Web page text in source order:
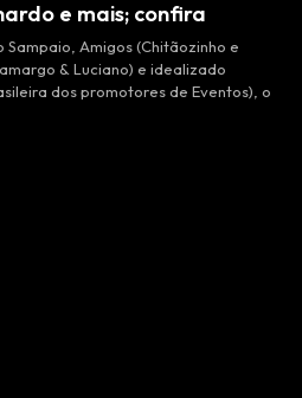
e mais; confira
Amigos (Chitãozinho e
& Luciano) e idealizado
dos promotores de Eventos), o